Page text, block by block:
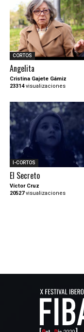
CORTOS
Angelita
Cristina Gajete Gámiz
23314visualizaciones
I-CORTOS
El Secreto
Víctor Cruz
20527visualizaciones